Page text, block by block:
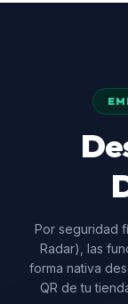
Por seguridad
Radar), las
forma nativa
QR de tu